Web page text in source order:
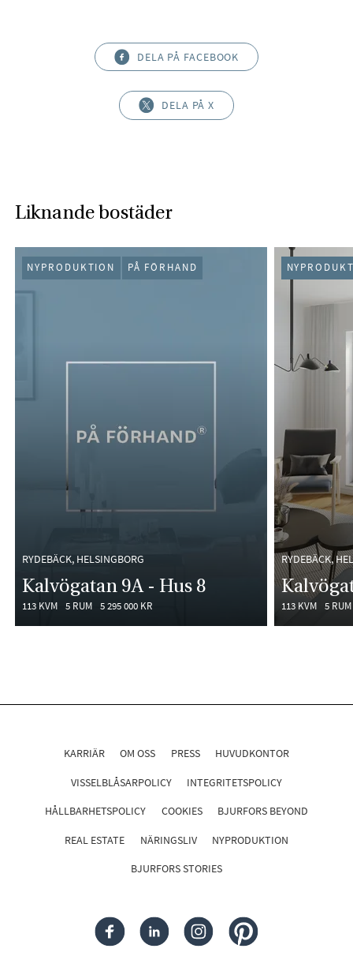
DELA PÅ FACEBOOK
DELA PÅ X
Liknande bostäder
RYDEBÄCK, HELSINGBORG
Kalvögatan 9A - Hus 8
113 KVM 5 RUM 5 295 000 KR
NYPRODUKTION PÅ FÖRHAND
RYDEBÄCK,
113 KVM 5 RUM
KARRIÄR OM OSS PRESS HUVUDKONTOR
VISSELBLÅSARPOLICY INTEGRITETSPOLICY
HÅLLBARHETSPOLICY COOKIES BJURFORS BEYOND
REAL ESTATE NÄRINGSLIV NYPRODUKTION
BJURFORS STORIES